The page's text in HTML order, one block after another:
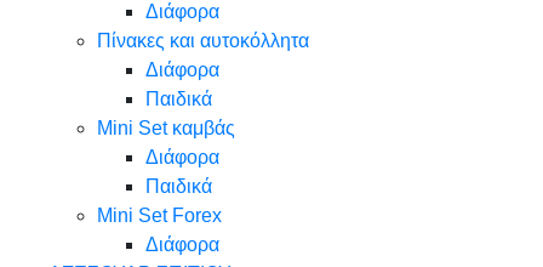
Διάφορα
Πίνακες και αυτοκόλλητα
Διάφορα
Παιδικά
Mini Set καμβάς
Διάφορα
Παιδικά
Mini Set Forex
Διάφορα